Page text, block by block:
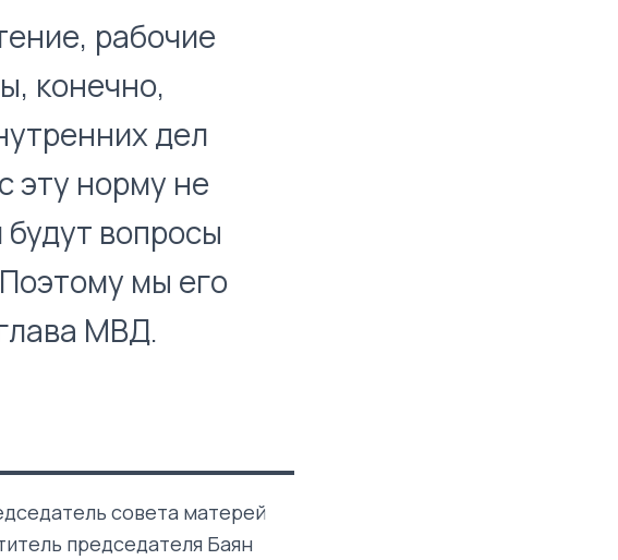
рабочие
конечно,
дел
эту норму не
вопросы
мы его
МВД.
совета матерей
председателя Баян